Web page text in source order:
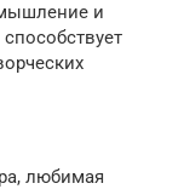
и
любимая